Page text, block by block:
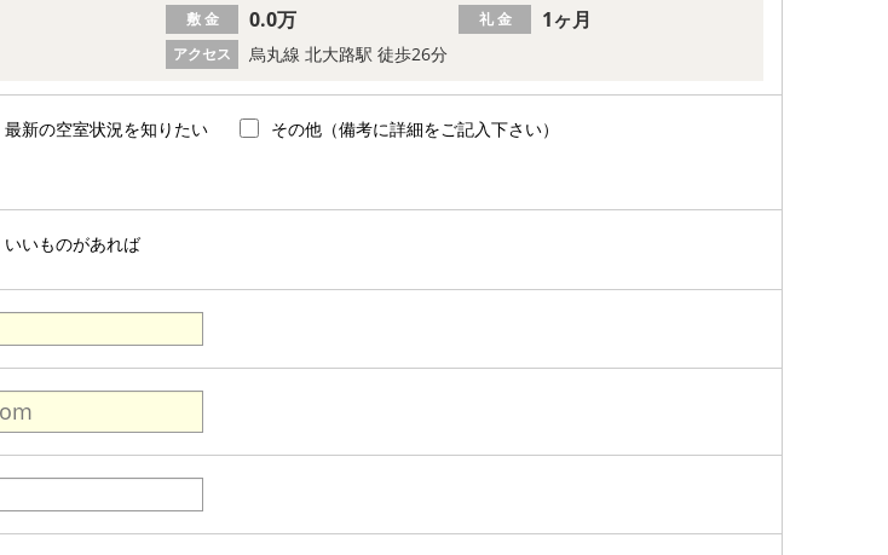
アクセス 烏丸線 北大路駅 徒歩26分
敷 金 0.0万 礼 金 1ヶ月
最新の空室状況を知りたい その他（備考に詳細をご記入下さい）
いいものがあれば